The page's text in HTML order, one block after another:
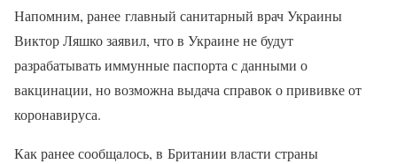
Напомним, ранее главный санитарный врач Украины
Виктор Ляшко заявил, что в Украине не будут
разрабатывать иммунные паспорта с данными о
вакцинации, но возможна выдача справок о прививке от
коронавируса.
Как ранее сообщалось, в Британии власти страны